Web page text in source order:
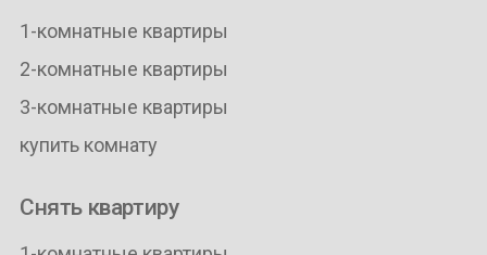
1-комнатные квартиры
2-комнатные квартиры
3-комнатные квартиры
купить комнату
Снять квартиру